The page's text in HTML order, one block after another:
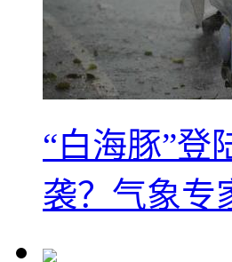
“白海豚”登
袭？气象专